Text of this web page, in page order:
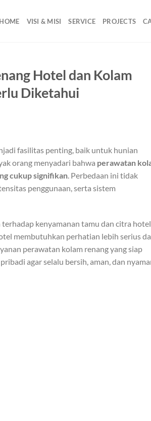
HOME VISI & MISI SERVICE PROJECTS
Hotel dan Kolam
Diketahui
fasilitas penting, baik untuk hunian
orang menyadari bahwa perawatan
cukup signifikan . Perbedaan ini tidak
penggunaan, serta sistem
kenyamanan tamu dan citra hotel
membutuhkan perhatian lebih serius
perawatan kolam renang yang siap
agar selalu bersih, aman, dan